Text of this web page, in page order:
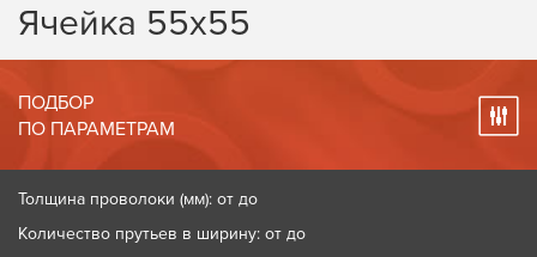
Ячейка 55х55
ПОДБОР
ПО ПАРАМЕТРАМ
Толщина проволоки (мм): от до
Количество прутьев в ширину: от до